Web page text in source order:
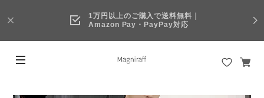
1万円以上のご購入で送料無料｜
Amazon Pay・PayPay対応